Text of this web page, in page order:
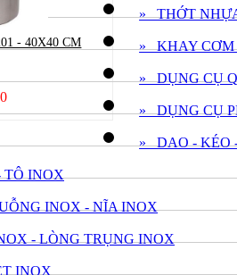
- 40X40 CM
» THỚT
» KHAY CƠM
» DỤNG CỤ
» DỤNG CỤ
» DAO - KÉO
INOX
INOX - NĨA INOX
- LÒNG TRỤNG INOX
INOX